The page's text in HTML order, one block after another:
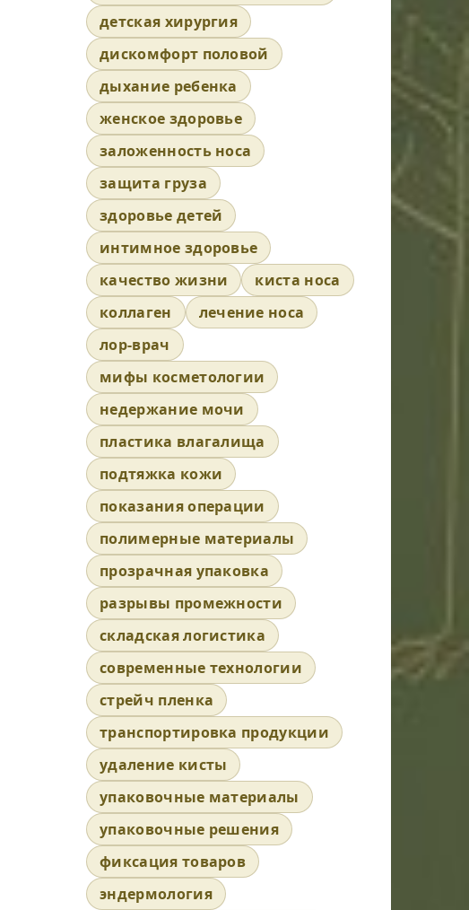
детская хирургия
дискомфорт половой
дыхание ребенка
женское здоровье
заложенность носа
защита груза
здоровье детей
интимное здоровье
качество жизни
киста носа
коллаген
лечение носа
лор-врач
мифы косметологии
недержание мочи
пластика влагалища
подтяжка кожи
показания операции
полимерные материалы
прозрачная упаковка
разрывы промежности
складская логистика
современные технологии
стрейч пленка
транспортировка продукции
удаление кисты
упаковочные материалы
упаковочные решения
фиксация товаров
эндермология